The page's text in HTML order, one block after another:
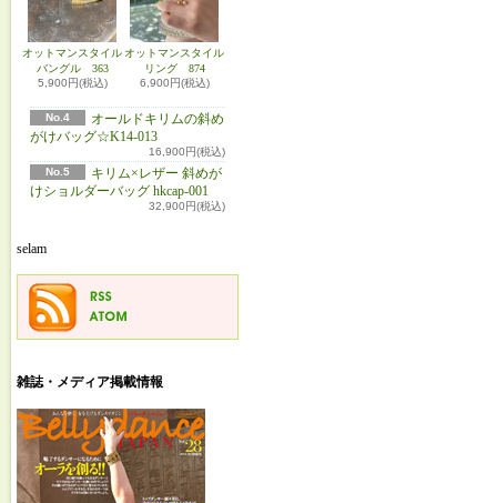
オットマンスタイル
バングル 363
5,900円(税込)
オットマンスタイル
リング 874
6,900円(税込)
No.4
オールドキリムの斜め
がけバッグ☆K14-013
16,900円(税込)
No.5
キリム×レザー 斜めが
けショルダーバッグ hkcap-001
32,900円(税込)
selam
雑誌・メディア掲載情報